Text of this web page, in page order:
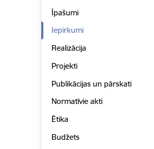
Īpašumi
Iepirkumi
Realizācija
Projekti
Publikācijas un pārskati
Normatīvie akti
Ētika
Budžets